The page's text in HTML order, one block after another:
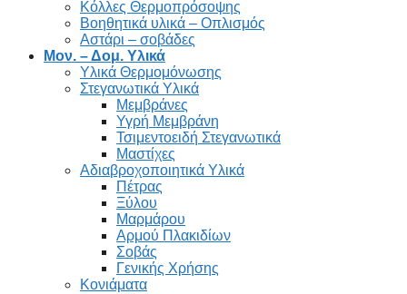
Κόλλες Θερμοπρόσοψης
Βοηθητικά υλικά – Οπλισμός
Αστάρι – σοβάδες
Μον. – Δομ. Υλικά
Υλικά Θερμομόνωσης
Στεγανωτικά Υλικά
Μεμβράνες
Υγρή Μεμβράνη
Τσιμεντοειδή Στεγανωτικά
Μαστίχες
Αδιαβροχοποιητικά Υλικά
Πέτρας
Ξύλου
Μαρμάρου
Αρμού Πλακιδίων
Σοβάς
Γενικής Χρήσης
Κονιάματα